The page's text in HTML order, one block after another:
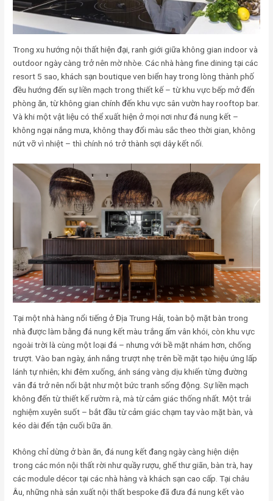
Trong xu hướng nội thất hiện đại, ranh giới giữa không gian indoor và
outdoor ngày càng trở nên mờ nhòe. Các nhà hàng fine dining tại các
resort 5 sao, khách sạn boutique ven biển hay trong lòng thành phố
đều hướng đến sự liền mạch trong thiết kế – từ khu vực bếp mở đến
phòng ăn, từ không gian chính đến khu vực sân vườn hay rooftop bar.
Và khi một vật liệu có thể xuất hiện ở mọi nơi như đá nung kết –
không ngại nắng mưa, không thay đổi màu sắc theo thời gian, không
nứt vỡ vì nhiệt – thì chính nó trở thành sợi dây kết nối.
Tại một nhà hàng nổi tiếng ở Địa Trung Hải, toàn bộ mặt bàn trong
nhà được làm bằng đá nung kết màu trắng ấm vân khói, còn khu vực
ngoài trời là cùng một loại đá – nhưng với bề mặt nhám hơn, chống
trượt. Vào ban ngày, ánh nắng trượt nhẹ trên bề mặt tạo hiệu ứng lấp
lánh tự nhiên; khi đêm xuống, ánh sáng vàng dịu khiến từng đường
vân đá trở nên nổi bật như một bức tranh sống động. Sự liền mạch
không đến từ thiết kế rườm rà, mà từ cảm giác thống nhất. Một trải
nghiệm xuyên suốt – bắt đầu từ cảm giác chạm tay vào mặt bàn, và
kéo dài đến tận cuối bữa ăn.
Không chỉ dừng ở bàn ăn, đá nung kết đang ngày càng hiện diện
trong các món nội thất rời như quầy rượu, ghế thư giãn, bàn trà, hay
các module décor tại các nhà hàng và khách sạn cao cấp. Tại châu
Âu, những nhà sản xuất nội thất bespoke đã đưa đá nung kết vào